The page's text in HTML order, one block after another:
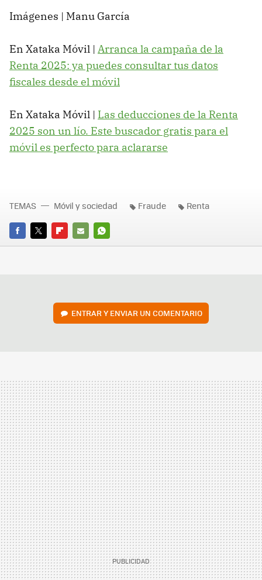
Imágenes | Manu García
En Xataka Móvil | Arranca la campaña de la
Renta 2025: ya puedes consultar tus datos
fiscales desde el móvil
En Xataka Móvil | Las deducciones de la Renta
2025 son un lío. Este buscador gratis para el
móvil es perfecto para aclararse
FACEBOOK
TWITTERFLIPBOARD
E-
WHATSAPP
TEMAS Móvil y sociedad Fraude Renta
ENTRAR Y ENVIAR UN COMENTARIO